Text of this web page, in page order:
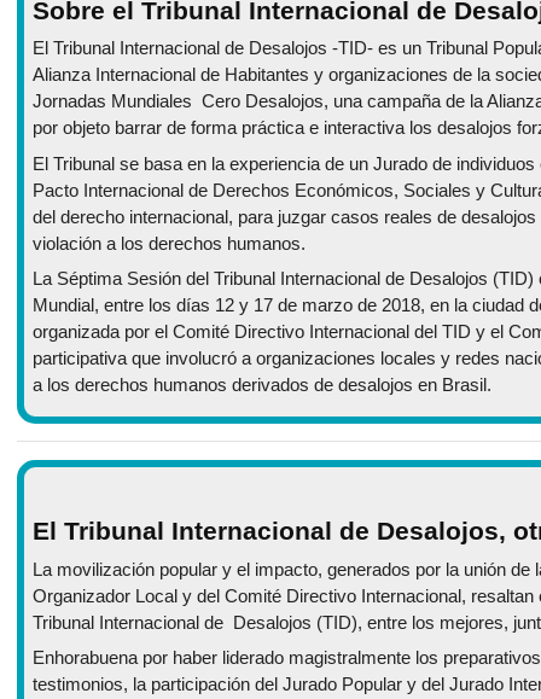
Sobre el Tribunal Internacional de
El Tribunal Internacional de Desalojos -TID- es un Tribunal
Alianza Internacional de Habitantes y organizaciones de la
Jornadas Mundiales Cero Desalojos, una campaña de la
por objeto barrar de forma práctica e interactiva los desalojos
El Tribunal se basa en la experiencia de un Jurado de
Pacto Internacional de Derechos Económicos, Sociales y
del derecho internacional, para juzgar casos reales de
violación a los derechos humanos.
La Séptima Sesión del Tribunal Internacional de Desalojos
Mundial, entre los días 12 y 17 de marzo de 2018, en la ciudad
organizada por el Comité Directivo Internacional del TID y el
participativa que involucró a organizaciones locales y redes
a los derechos humanos derivados de desalojos en Brasil.
El Tribunal Internacional de Desalojos,
La movilización popular y el impacto, generados por la unión
Organizador Local y del Comité Directivo Internacional,
Tribunal Internacional de Desalojos (TID), entre los mejores,
Enhorabuena por haber liderado magistralmente los
testimonios, la participación del Jurado Popular y del Jurado